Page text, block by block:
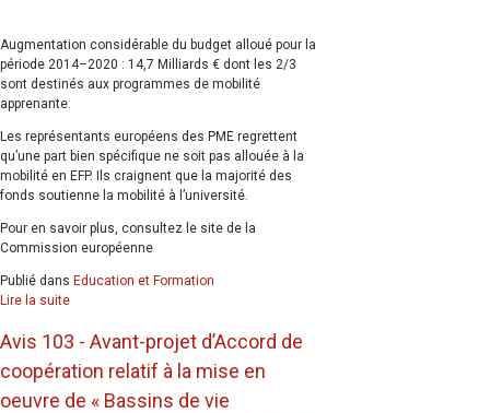
Augmentation considérable du budget alloué pour la
période 2014–2020 : 14,7 Milliards € dont les 2/3
sont destinés aux programmes de mobilité
apprenante.
Les représentants européens des PME regrettent
qu’une part bien spécifique ne soit pas allouée à la
mobilité en EFP. Ils craignent que la majorité des
fonds soutienne la mobilité à l’université.
Pour en savoir plus, consultez le site de la
Commission européenne
Publié dans Education et Formation
Lire la suite
Avis 103 - Avant-projet d’Accord de
coopération relatif à la mise en
oeuvre de « Bassins de vie